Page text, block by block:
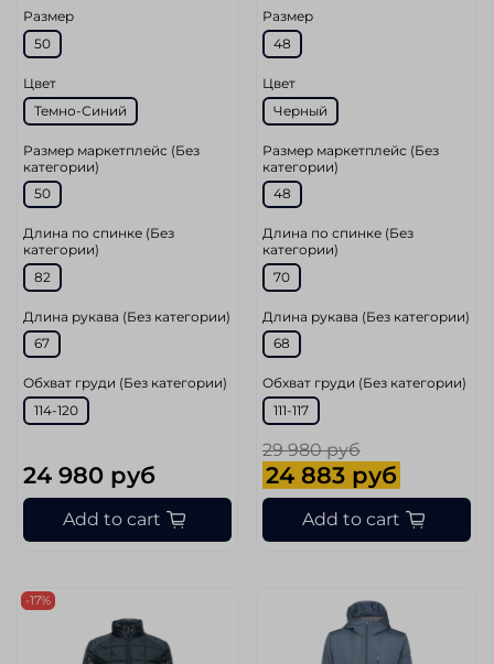
Размер
50
Цвет
Темно-Синий
Размер маркетплейс (Без
категории)
50
Длина по спинке (Без
категории)
82
Длина рукава (Без категории)
67
Обхват груди (Без категории)
114-120
24 980 руб
Add to cart
Размер
48
Цвет
Черный
Размер маркетплейс (Без
категории)
48
Длина по спинке (Без
категории)
70
Длина рукава (Без категории)
68
Обхват груди (Без категории)
111-117
29 980 руб
24 883 руб
Add to cart
-17%